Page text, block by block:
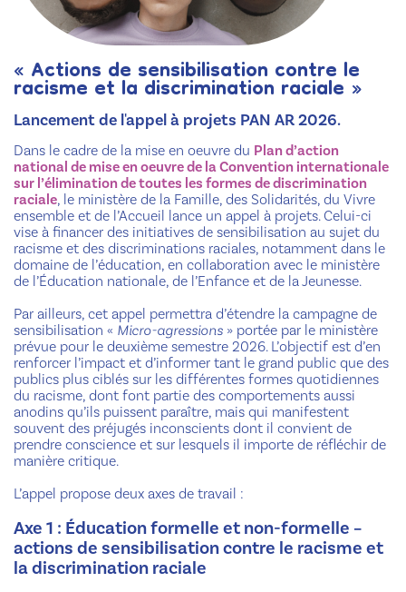
« Actions de sensibilisation contre le
racisme et la discrimination raciale »
Lancement de l'appel à projets PAN AR 2026.
Dans le cadre de la mise en oeuvre du Plan d’action
national de mise en oeuvre de la Convention internationale
sur l’élimination de toutes les formes de discrimination
raciale, le ministère de la Famille, des Solidarités, du Vivre
ensemble et de l’Accueil lance un appel à projets. Celui-ci
vise à financer des initiatives de sensibilisation au sujet du
racisme et des discriminations raciales, notamment dans le
domaine de l’éducation, en collaboration avec le ministère
de l’Éducation nationale, de l’Enfance et de la Jeunesse.
Par ailleurs, cet appel permettra d’étendre la campagne de
sensibilisation « Micro-agressions » portée par le ministère
prévue pour le deuxième semestre 2026. L’objectif est d’en
renforcer l’impact et d’informer tant le grand public que des
publics plus ciblés sur les différentes formes quotidiennes
du racisme, dont font partie des comportements aussi
anodins qu’ils puissent paraître, mais qui manifestent
souvent des préjugés inconscients dont il convient de
prendre conscience et sur lesquels il importe de réfléchir de
manière critique.
L’appel propose deux axes de travail :
Axe 1 : Éducation formelle et non-formelle –
actions de sensibilisation contre le racisme et
la discrimination raciale